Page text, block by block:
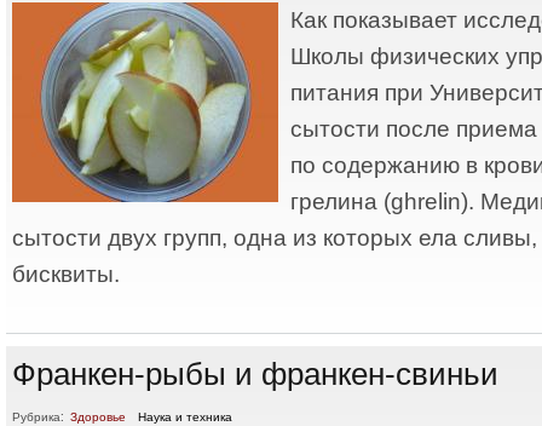
Как показывает
Школы физических
питания при
сытости после
по содержанию в
грелина (ghrelin).
сытости двух групп, одна из которых ела
бисквиты.
Франкен-рыбы и франкен-свиньи
Рубрика: Здоровье Наука и техника